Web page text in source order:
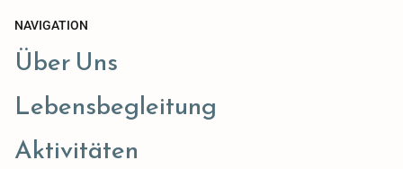
NAVIGATION
Über Uns
Lebensbegleitung
Aktivitäten